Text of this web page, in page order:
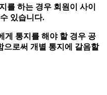
를 하는 경우 회원이 사이
있습니다.
통지를 해야 할 경우 공
으로써 개별 통지에 갈음할